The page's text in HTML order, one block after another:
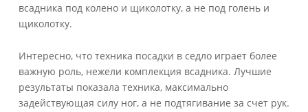
всадника под колено и щиколотку, а не под голень и
щиколотку.
Интересно, что техника посадки в седло играет более
важную роль, нежели комплекция всадника. Лучшие
результаты показала техника, максимально
задействующая силу ног, а не подтягивание за счет рук.